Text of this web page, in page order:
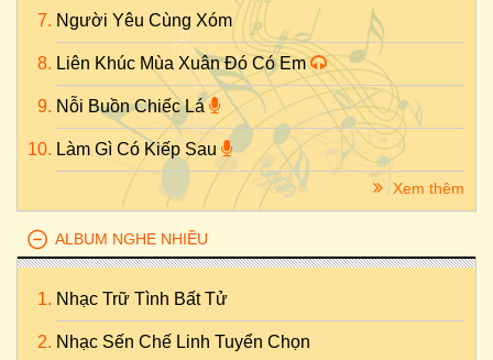
Người Yêu Cùng Xóm
Liên Khúc Mùa Xuân Đó Có Em
Nỗi Buồn Chiếc Lá
Làm Gì Có Kiếp Sau
Xem thêm
ALBUM NGHE NHIỀU
Nhạc Trữ Tình Bất Tử
Nhạc Sến Chế Linh Tuyển Chọn